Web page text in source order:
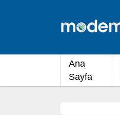
Ana
Sayfa